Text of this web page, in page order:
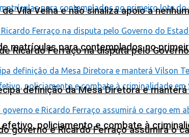
matrículas para contemplados no
efetivo, policiamento e combate à
Vila Velha e não sinaliza apoio a
Ricardo Ferraço na disputa pelo
definição da Mesa Diretora e
governo e Ricardo Ferraço assumirá o